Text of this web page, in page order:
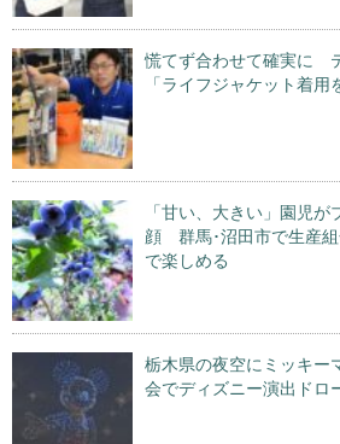
慌てず合わせて確実に
「ライフジャケット着
「甘い、大きい」園児
顔 群馬･沼田市で生産
で楽しめる
栃木県の夜空にミッキ
会でディズニー演出ドロ